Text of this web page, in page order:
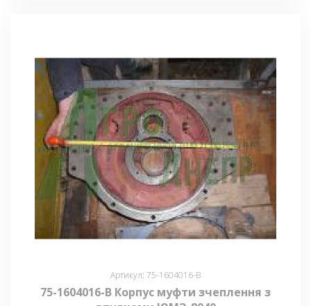
Артикул: 75-1604016-В
75-1604016-В Корпус муфти зчеплення з